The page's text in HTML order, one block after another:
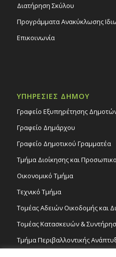
Διατήρηση Σκύλου
Προγράμματα Ανακύκλωσης
Επικοινωνία
ΥΠΗΡΕΣΙΕΣ ΔΗΜΟΥ
Γραφείο Εξυπηρέτησης
Γραφείο Δημάρχου
Γραφείο Δημοτικού Γραμματέα
Τμήμα Διοίκησης και
Οικονομικό Τμήμα
Τεχνικό Τμήμα
Τομέας Αδειών Οικοδομής και
Τομέας Κατασκευών &
Τμήμα Περιβαλλοντικής